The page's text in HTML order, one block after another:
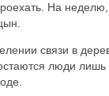
На
связи в
люди